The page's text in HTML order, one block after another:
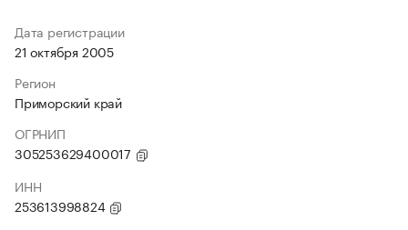
Дата регистрации
21 октября 2005
Регион
Приморский край
ОГРНИП
305253629400017
ИНН
253613998824